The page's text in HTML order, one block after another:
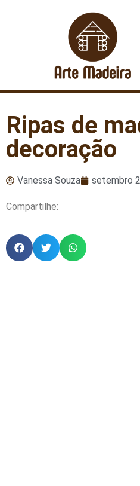
Ripas de
decoração
Vanessa Souza setembro
Compartilhe: